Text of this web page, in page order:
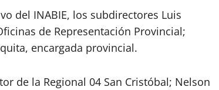
del INABIE, los subdirectores Luis
de Representación Provincial;
encargada provincial.
de la Regional 04 San Cristóbal; Nelson